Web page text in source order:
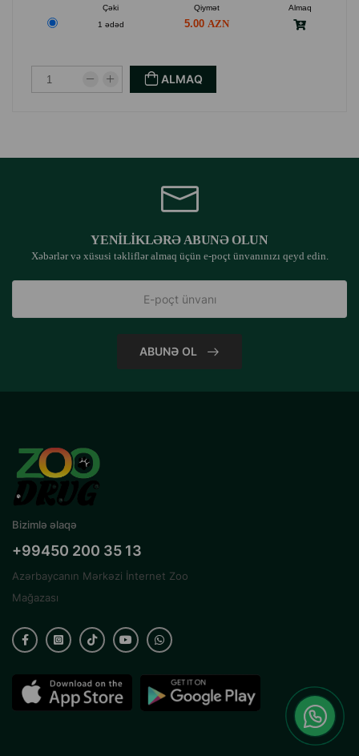
Çəki Qiymət
Almaq
1 ədəd
5.00
ALMAQ
YENILIKLƏRƏ ABUNƏ OLUN
Xəbərlər və xüsusi təkliflər almaq üçün e-poçt ünvanınızı qeyd edin.
ABUNƏ OL
Bizimlə əlaqə
+99450 200 35 13
Azərbaycanın Mərkəzi İnternet Zoo
Mağazası